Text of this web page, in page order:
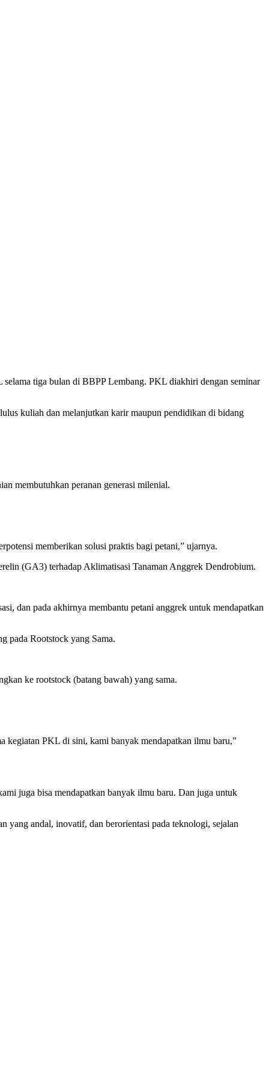
tiga bulan di BBPP Lembang. PKL diakhiri dengan seminar
kuliah dan melanjutkan karir maupun pendidikan di bidang
membutuhkan peranan generasi milenial.
memberikan solusi praktis bagi petani,” ujarnya.
(GA3) terhadap Aklimatisasi Tanaman Anggrek Dendrobium.
dan pada akhirnya membantu petani anggrek untuk mendapatkan
pada Rootstock yang Sama.
ke rootstock (batang bawah) yang sama.
kegiatan PKL di sini, kami banyak mendapatkan ilmu baru,”
juga bisa mendapatkan banyak ilmu baru. Dan juga untuk
yang andal, inovatif, dan berorientasi pada teknologi, sejalan